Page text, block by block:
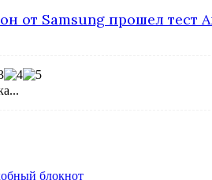
от Samsung прошел тест
блокнот